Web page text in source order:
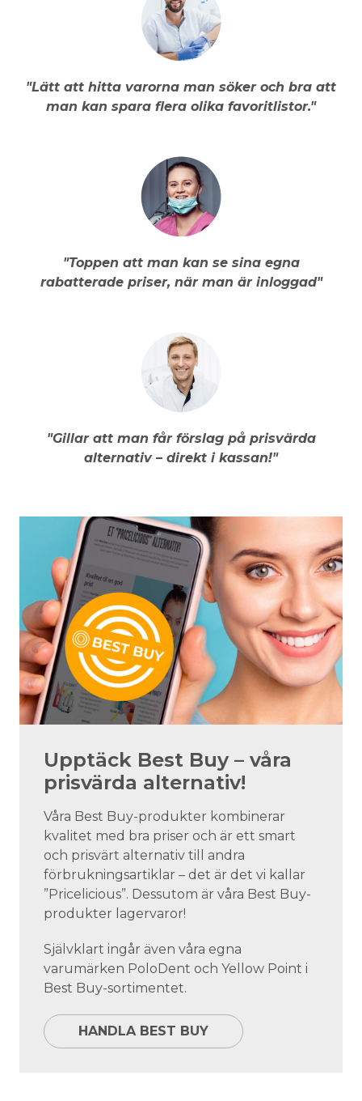
"Lätt att hitta varorna man söker och bra att
man kan spara flera olika favoritlistor."
"Toppen att man kan se sina egna
rabatterade priser, när man är inloggad"
"Gillar att man får förslag på prisvärda
alternativ – direkt i kassan!"
Upptäck Best Buy – våra
prisvärda alternativ!
Våra Best Buy-produkter kombinerar
kvalitet med bra priser och är ett smart
och prisvärt alternativ till andra
förbrukningsartiklar – det är det vi kallar
”Pricelicious”. Dessutom är våra Best Buy-
produkter lagervaror!
Självklart ingår även våra egna
varumärken PoloDent och Yellow Point i
Best Buy-sortimentet.
HANDLA BEST BUY